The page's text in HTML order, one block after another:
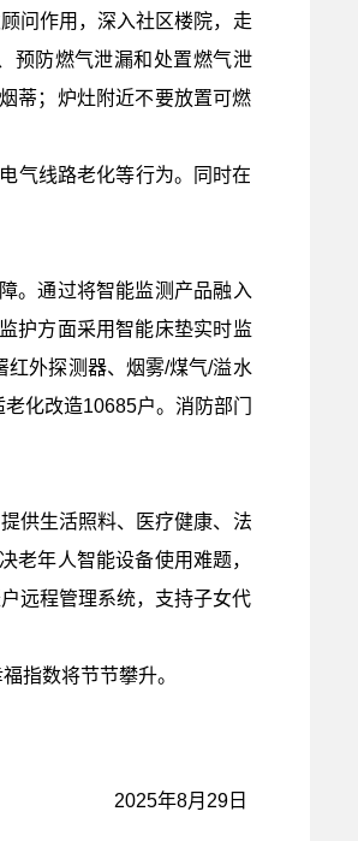
问作用，深入社区楼院，走
预防燃气泄漏和处置燃气泄
蒂；炉灶附近不要放置可燃
气线路老化等行为。同时在
。通过将智能监测产品融入
护方面采用智能床垫实时监
红外探测器、烟雾/煤气/溢水
化改造10685户。 消防部门
供生活照料、医疗健康、法
老年人智能设备使用难题，
远程管理系统，支持子女代
指数将节节攀升。
2025年8月29日